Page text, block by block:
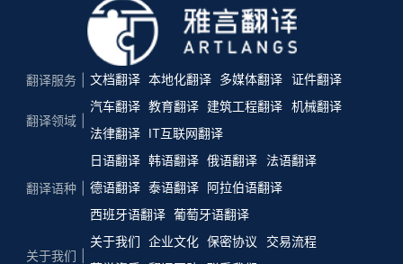
翻译服务 文档翻译 本地化翻译 多媒体翻译 证件翻译
翻译领域
汽车翻译 教育翻译 建筑工程翻译 机械翻译
法律翻译
IT互联网翻译
翻译语种
日语翻译 韩语翻译 俄语翻译
法语翻译
德语翻译 泰语翻译 阿拉伯语翻译
西班牙语翻译 葡萄牙语翻译
关于我们
关于我们 企业文化 保密协议
交易流程